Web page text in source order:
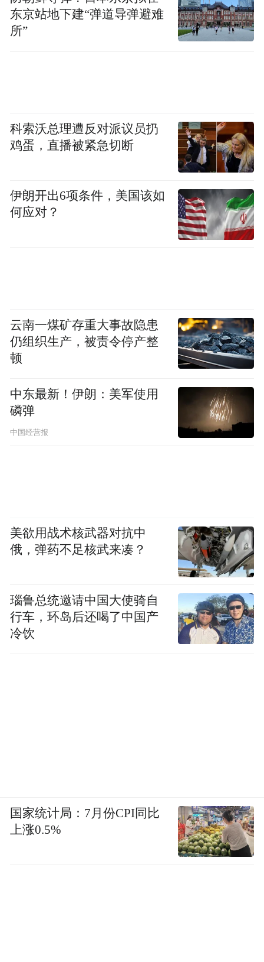
东京站地下建“弹道导弹避难
所”
科索沃总理遭反对派议员扔
鸡蛋，直播被紧急切断
伊朗开出6项条件，美国该如
何应对？
云南一煤矿存重大事故隐患
仍组织生产，被责令停产整
顿
中东最新！伊朗：美军使用
磷弹
中国经营报
美欲用战术核武器对抗中
俄，弹药不足核武来凑？
瑙鲁总统邀请中国大使骑自
行车，环岛后还喝了中国产
冷饮
国家统计局：7月份CPI同比
上涨0.5%